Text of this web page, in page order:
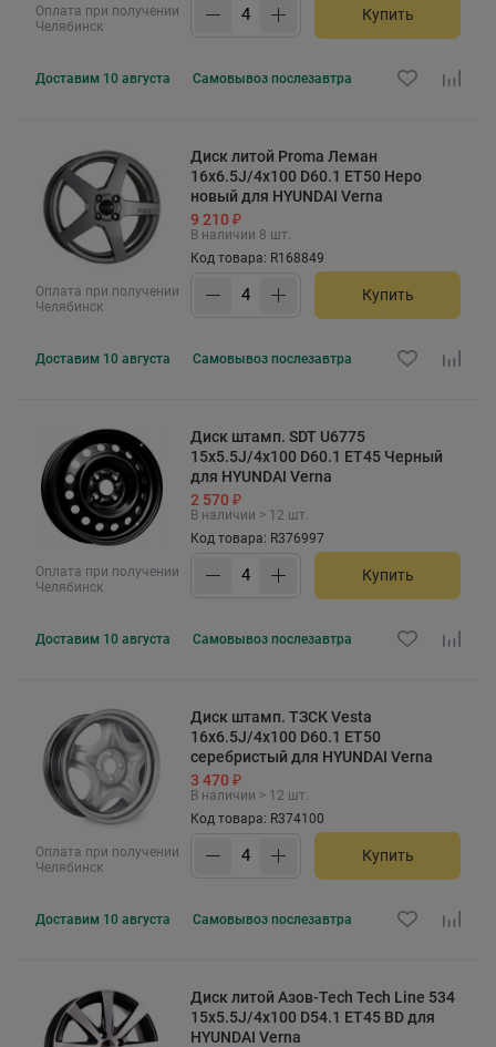
Оплата при получении
Челябинск
Купить
Доставим 10 августа Самовывоз послезавтра
Оплата при получении
Челябинск
Диск литой Proma Леман
16x6.5J/4x100 D60.1 ET50 Неро
новый для HYUNDAI Verna
9 210 ₽
В наличии 8 шт.
Код товара: R168849
Купить
Доставим 10 августа Самовывоз послезавтра
Оплата при получении
Челябинск
Диск штамп. SDT U6775
15x5.5J/4x100 D60.1 ET45 Черный
для HYUNDAI Verna
2 570 ₽
В наличии > 12 шт.
Код товара: R376997
Купить
Доставим 10 августа Самовывоз послезавтра
Оплата при получении
Челябинск
Диск штамп. ТЗСК Vesta
16x6.5J/4x100 D60.1 ET50
серебристый для HYUNDAI Verna
3 470 ₽
В наличии > 12 шт.
Код товара: R374100
Купить
Доставим 10 августа Самовывоз послезавтра
Диск литой Азов-Tech Tech Line 534
15x5.5J/4x100 D54.1 ET45 BD для
HYUNDAI Verna